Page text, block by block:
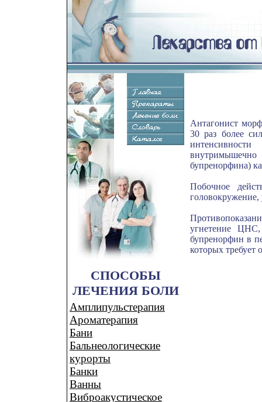
СПОСОБЫ
ЛЕЧЕНИЯ БОЛИ
Амплипульстерапия
Ароматерапия
Бани
Бальнеологические
курорты
Банки
Ванны
Виброакустическое
Антагонист
30 раз более
бупренорфина)
Побочное
головокружение,
угнетение ЦНС,
бупренорфин в
которых требует